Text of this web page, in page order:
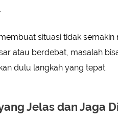
situasi tidak
atau berdebat, masalah
dulu langkah yang tepat.
Jelas dan Jaga